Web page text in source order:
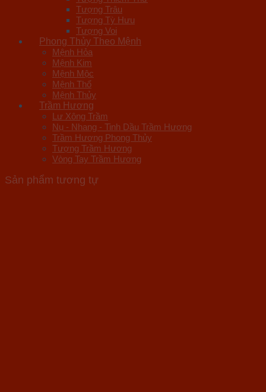
Tượng Trâu
Tượng Tỳ Hưu
Tượng Voi
Phong Thủy Theo Mệnh
Mệnh Hỏa
Mệnh Kim
Mệnh Mộc
Mệnh Thổ
Mệnh Thủy
Trầm Hương
Lư Xông Trầm
Nụ - Nhang - Tinh Dầu Trầm Hương
Trầm Hương Phong Thủy
Tượng Trầm Hương
Vòng Tay Trầm Hương
Sản phẩm tương tự